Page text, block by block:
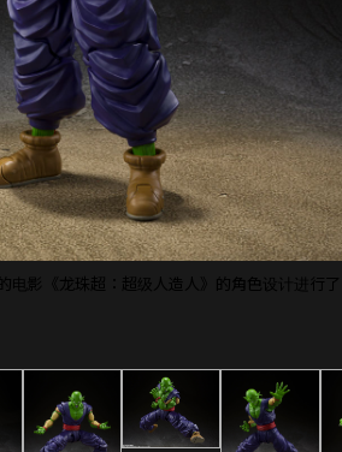
电影《龙珠超：超级人造人》的角色设计进行了